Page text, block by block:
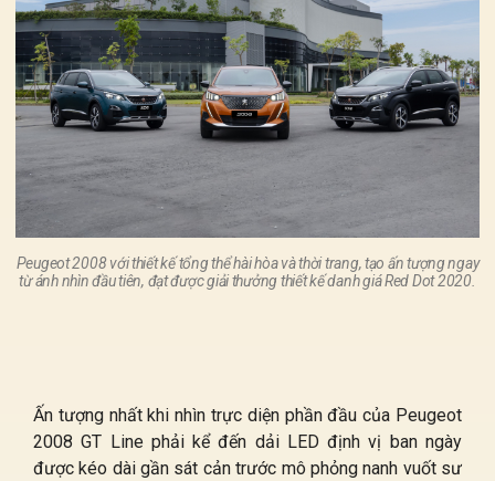
Peugeot 2008 với thiết kế tổng thể hài hòa và thời trang, tạo ấn tượng ngay
từ ánh nhìn đầu tiên, đạt được giải thưởng thiết kế danh giá Red Dot 2020.
Ấn tượng nhất khi nhìn trực diện phần đầu của Peugeot
2008 GT Line phải kể đến dải LED định vị ban ngày
được kéo dài gần sát cản trước mô phỏng nanh vuốt sư